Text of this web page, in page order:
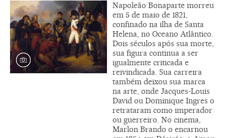
Napoleão Bonaparte morreu
em 5 de maio de 1821,
confinado na ilha de Santa
Helena, no Oceano Atlântico.
Dois séculos após sua morte,
sua figura continua a ser
igualmente criticada e
reivindicada. Sua carreira
também deixou sua marca
na arte, onde Jacques-Louis
David ou Dominique Ingres o
retrataram como imperador
ou guerreiro. No cinema,
Marlon Brando o encarnou